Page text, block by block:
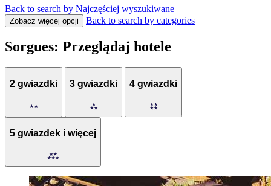
Back to search by Najczęściej wyszukiwane
Zobacz więcej opcji Back to search by categories
Sorgues: Przeglądaj hotele
2 gwiazdki 3 gwiazdki 4 gwiazdki
5 gwiazdek i więcej